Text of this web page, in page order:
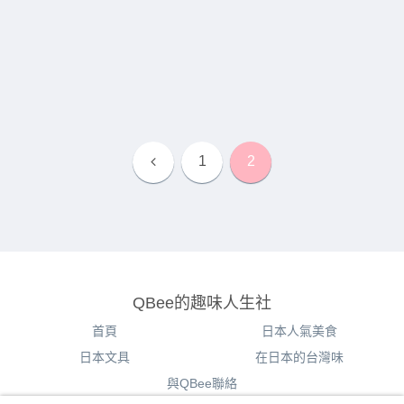
上 1 2
QBee的趣味人生社
首頁
日本人氣美食
日本文具
在日本的台灣味
與QBee聯絡